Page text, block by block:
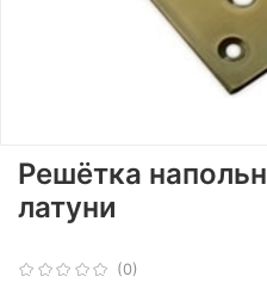
(0)
Решётка
латуни